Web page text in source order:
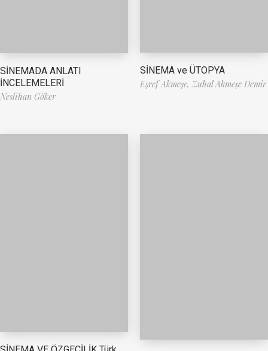
SİNEMADA ANLATI
İNCELEMELERİ
Neslihan Göker
SİNEMA ve ÜTOPYA
Eşref Akmeşe, Zuhal Akmeşe Demir